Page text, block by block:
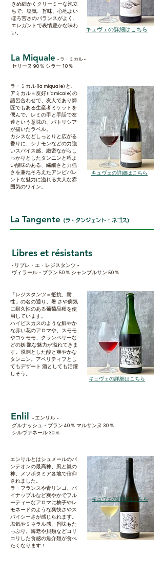
きめ細かくクリーミーな泡立
ちで、塩気、旨味、心地よい
ほろ苦さのバランスがよく、
エレガントで表情豊かな味わ
い。
​キュヴェの詳細はこちら
La Miquale - ラ・ミカル -
セリーヌ 90％ シラー 10％
ラ・ミカル (la miquale) と、
アミカル＝友好 (l'amicale) の
語呂合わせで、友人であり師
匠でもある生産者ミケットを
偲んで。レミの手と手話で友
達という意味の、パトリシア
が描いたラベル。
カシスなどしっとりと広がる
香りに、シナモンなどの力強
いスパイス感、緻密ながらし
っかりとしたタンニンと程よ
い酸味のある、繊細さと力強
さを兼ねそろえたアンビバレ
ントな魅力に溢れる大人な雰
囲気のワイン。
​キュヴェの詳細はこちら
La Tangente (ラ・タンジェント : ネゴス)
Libres et résistants
- リブレ・エ・レジスタンツ -
ヴィラール・ブラン 50％ シャンブルサン 50％
「レジスタンツ＝抵抗、耐
性」の名の通り、暑 さや病気
に耐久性のある葡萄品種を使
用しています。
ハイビスカスのような鮮やか
な赤い花のアロマや、スモモ
やコケモモ、クランベリーな
どの妖 艶な魅力が溢れてきま
す。溌溂とした酸と爽やかな
タンニン。アペリティフとし
てもデザート 酒としても活躍
しそう。
​キュヴェの詳細はこちら
Enlil - エンリル -
グルナッシュ・ブラン 40％ マルサンヌ 30％
シルヴァネール 30％
エンリルとはシュメールのパ
ンテオンの最高神、風と嵐の
神。メソポタミア各地で信仰
されました。
ラ・フランスや青リンゴ、パ
イナップルなど爽やかでフル
ーティーなアロマに柚子やレ
モネードのような爽快さやス
パイシーさが感じられます。
塩気やミネラル感、旨味もた
っぷり。海老や貝類などコリ
コリした食感の魚介類が食べ
たくなります！
​キュヴェの詳細はこちら